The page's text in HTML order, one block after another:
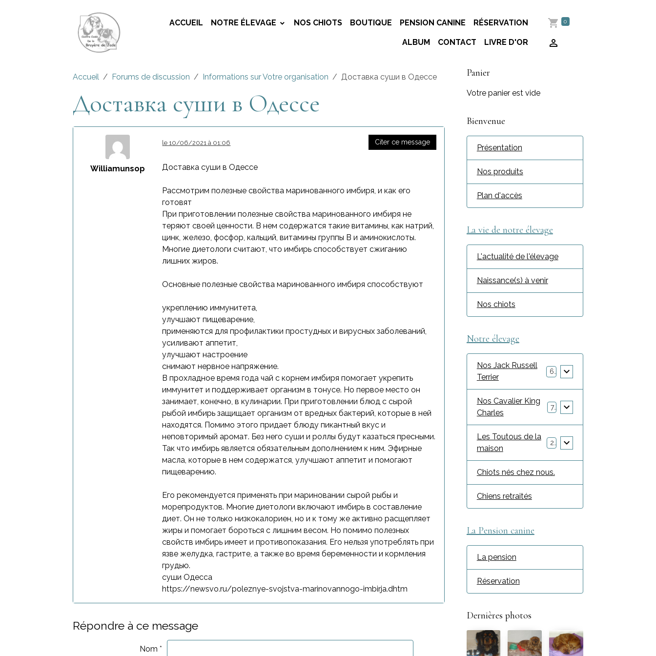
ACCUEIL NOTRE ÉLEVAGE NOS CHIOTS BOUTIQUE PENSION CANINE RÉSERVATION
ALBUM CONTACT LIVRE D'OR
0
Accueil Forums de discussion Informations sur Votre organisation Доставка суши в Одессе
Доставка суши в Одессе
Williamunsop
le 10/06/2021 à 01:06 Citer ce message
Доставка суши в Одессе
Рассмотрим полезные свойства маринованного имбиря, и как его
готовят
При приготовлении полезные свойства маринованного имбиря не
теряют своей ценности. В нем содержатся такие витамины, как натрий,
цинк, железо, фосфор, кальций, витамины группы В и аминокислоты.
Многие диетологи считают, что имбирь способствует сжиганию
лишних жиров.
Основные полезные свойства маринованного имбиря способствуют
укреплению иммунитета,
улучшают пищеварение,
применяются для профилактики простудных и вирусных заболеваний,
усиливают аппетит,
улучшают настроение
снимают нервное напряжение.
В прохладное время года чай с корнем имбиря помогает укрепить
иммунитет и поддерживает организм в тонусе. Но первое место он
занимает, конечно, в кулинарии. При приготовлении блюд с сырой
рыбой имбирь защищает организм от вредных бактерий, которые в ней
находятся. Помимо этого придает блюду пикантный вкус и
неповторимый аромат. Без него суши и роллы будут казаться пресными.
Так что имбирь является обязательным дополнением к ним. Эфирные
масла, которые в нем содержатся, улучшают аппетит и помогают
пищеварению.
Его рекомендуется применять при мариновании сырой рыбы и
морепродуктов. Многие диетологи включают имбирь в составление
диет. Он не только низкокалориен, но и к тому же активно расщепляет
жиры и помогает бороться с лишним весом. Но помимо полезных
свойств имбирь имеет и противопоказания. Его нельзя употреблять при
язве желудка, гастрите, а также во время беременности и кормления
грудью.
суши Одесса
https://newsvo.ru/poleznye-svojstva-marinovannogo-imbirja.dhtm
Répondre à ce message
Nom
Panier
Votre panier est vide
Bienvenue
Présentation
Nos produits
Plan d'accès
La vie de notre élevage
L'actualité de l'élevage
Naissance(s) à venir
Nos chiots
Notre élevage
Nos Jack Russell
Terrier
Nos Cavalier King
Charles
7
Les Toutous de la
maison
Chiots nés chez nous.
Chiens retraités
La Pension canine
La pension
Réservation
Dernières photos